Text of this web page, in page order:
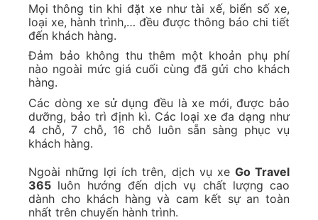
Mọi thông tin khi đặt xe như tài xế, biển số xe,
loại xe, hành trình,… đều được thông báo chi tiết
đến khách hàng.
Đảm bảo không thu thêm một khoản phụ phí
nào ngoài mức giá cuối cùng đã gửi cho khách
hàng.
Các dòng xe sử dụng đều là xe mới, được bảo
dưỡng, bảo trì định kì. Các loại xe đa dạng như
4 chỗ, 7 chỗ, 16 chỗ luôn sẵn sàng phục vụ
khách hàng.
Ngoài những lợi ích trên, dịch vụ xe Go Travel
365 luôn hướng đến dịch vụ chất lượng cao
dành cho khách hàng và cam kết sự an toàn
nhất trên chuyến hành trình.